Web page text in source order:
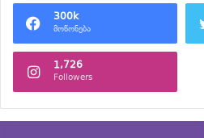
300k
მოწონება
1,726
Followers